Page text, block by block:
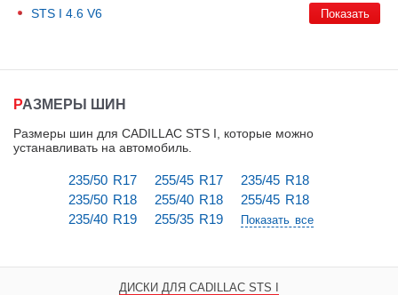
STS I 4.6 V6
РАЗМЕРЫ ШИН
Размеры шин для CADILLAC STS I, которые можно
устанавливать на автомобиль
235/50 R17 255/45 R17
235/45 R18
235/50 R18
255/40 R18
255/45 R18
235/40 R19
255/35 R19 Показать все
ДИСКИ ДЛЯ CADILLAC STS I